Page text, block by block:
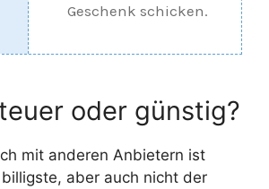
Geschenk schicken.
oder günstig?
mit anderen Anbietern ist
aber auch nicht der